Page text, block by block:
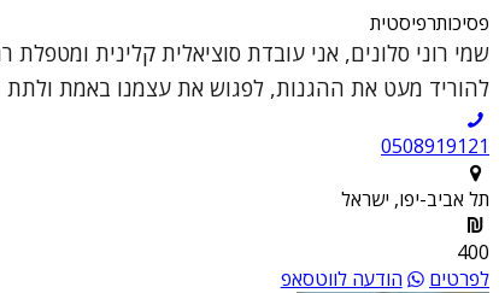
פסיכותרפיסטית
שמי רוני סלונים, אני עובדת סוציאלית קלינית
להוריד מעט את ההגנות, לפגוש את עצמנו באמת
0508919121
תל אביב-יפו, ישראל
400
לפרטים
הודעה לווטסאפ